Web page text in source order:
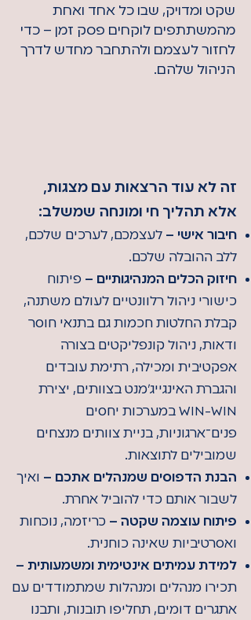
שקט ומדויק, שבו כל אחד ואחת
מהמשתתפים לוקחים פסק זמן – כדי
לחזור לעצמם ולהתחבר מחדש לדרך
הניהול שלהם.
זה לא עוד הרצאות עם מצגות,
אלא תהליך חי ומונחה שמשלב:​
חיבור אישי – לעצמכם, לערכים שלכם,
ללב ההובלה שלכם.
חיזוק הכלים המנהיגותיים – פיתוח
כישורי ניהול רלוונטיים לעולם משתנה,
קבלת החלטות חכמות גם בתנאי חוסר
ודאות, ניהול קונפליקטים בצורה
אפקטיבית ומכילה, רתימת עובדים
והגברת האינגייג'מנט בצוותים, יצירת
WIN-WIN במערכות יחסים
פנים־ארגוניות, בניית צוותים מנצחים
שמובילים לתוצאות.
הבנת הדפוסים שמנהלים אתכם – ואיך
לשבור אותם כדי להוביל אחרת.
פיתוח עוצמה שקטה – כריזמה, נוכחות
ואסרטיביות שאינה כוחנית.
למידת עמיתים אינטימית ומשמעותית –
תכירו מנהלים ומנהלות שמתמודדים עם
אתגרים דומים, תחליפו תובנות, ותבנו